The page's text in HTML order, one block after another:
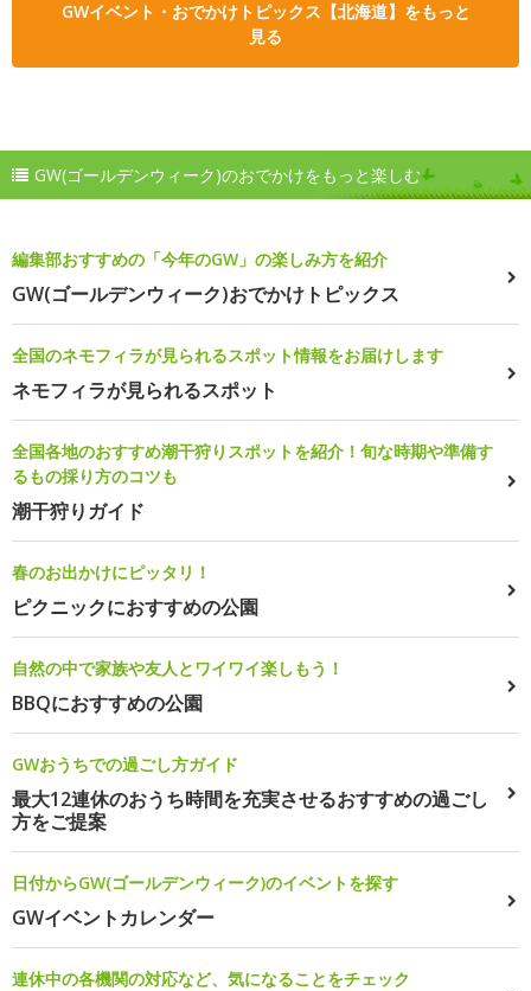
GWイベント・おでかけトピックス【北海道】をもっと
見る
GW(ゴールデンウィーク)のおでかけをもっと楽しむ
編集部おすすめの「今年のGW」の楽しみ方を紹介
GW(ゴールデンウィーク)おでかけトピックス
全国のネモフィラが見られるスポット情報をお届けします
ネモフィラが見られるスポット
全国各地のおすすめ潮干狩りスポットを紹介！旬な時期や準備す
るもの採り方のコツも
潮干狩りガイド
春のお出かけにピッタリ！
ピクニックにおすすめの公園
自然の中で家族や友人とワイワイ楽しもう！
BBQにおすすめの公園
GWおうちでの過ごし方ガイド
最大12連休のおうち時間を充実させるおすすめの過ごし
方をご提案
日付からGW(ゴールデンウィーク)のイベントを探す
GWイベントカレンダー
連休中の各機関の対応など、気になることをチェック